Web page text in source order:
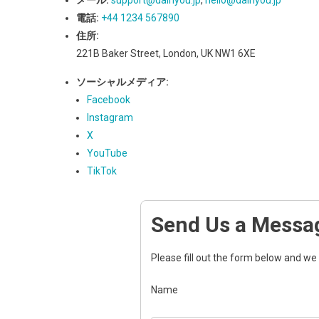
電話: +44 1234 567890
住所:
221B Baker Street, London, UK NW1 6XE
ソーシャルメディア:
Facebook
Instagram
X
YouTube
TikTok
Send Us a
Please fill out the form below and
Name